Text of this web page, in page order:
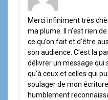
Merci infiniment très
ma plume. Il n’est rien
ce qu’on fait et d’être
son audience. C’est la
délivrer un message
qu’à ceux et celles qui
soulager de mon
humblement